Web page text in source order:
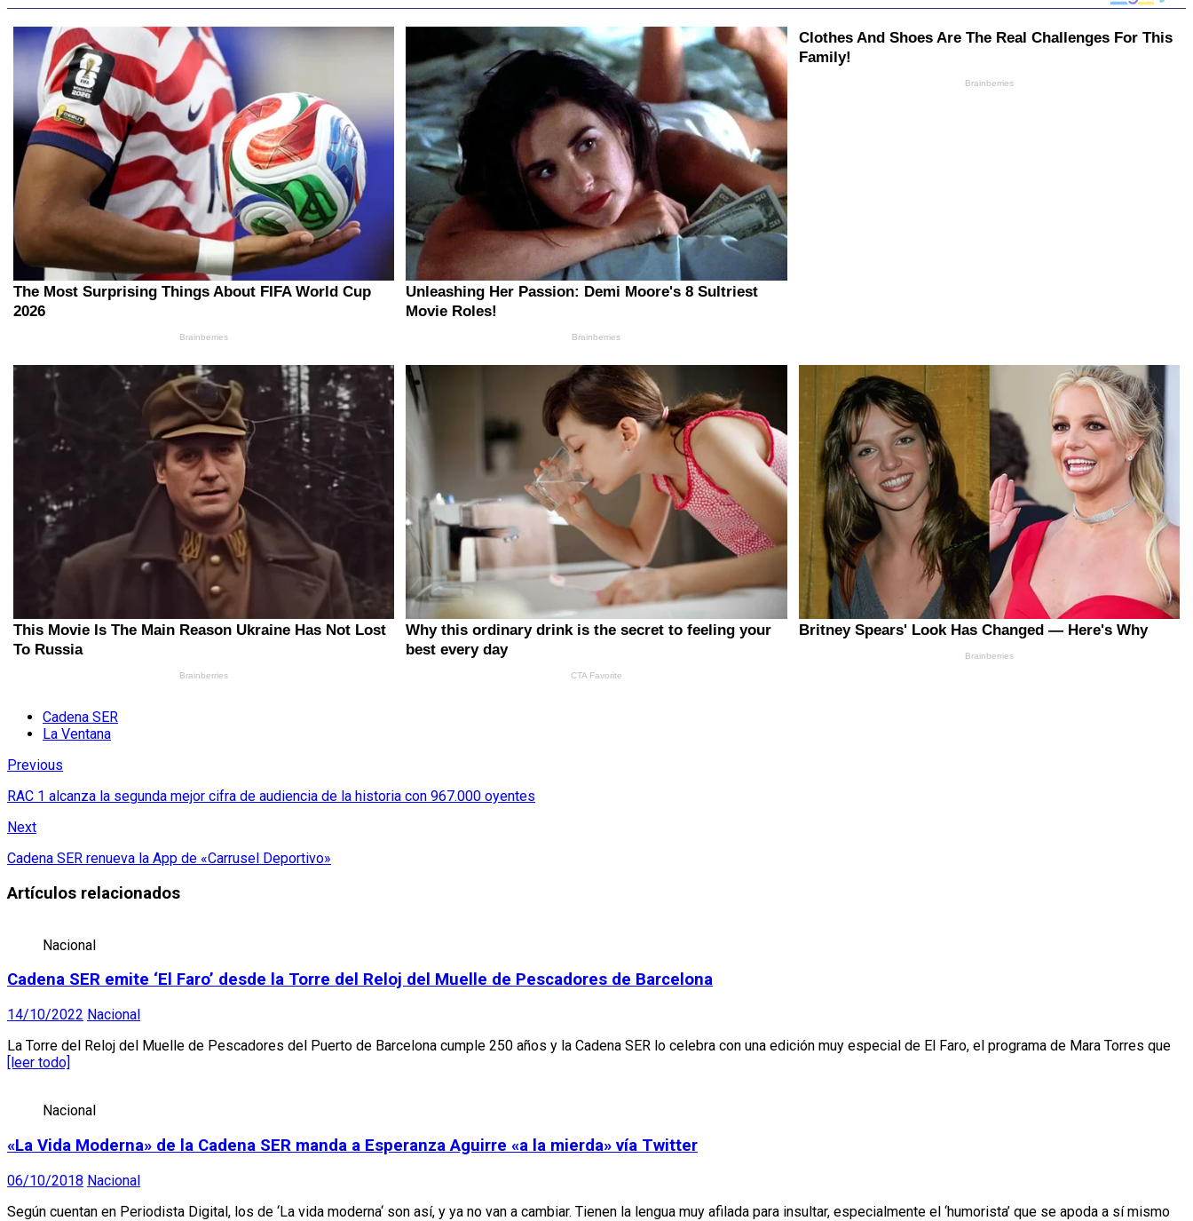
Cadena SER
La Ventana
Previous
RAC 1 alcanza la segunda mejor cifra de audiencia de la historia con 967.000 oyentes
Next
Cadena SER renueva la App de «Carrusel Deportivo»
Artículos relacionados
Nacional
Cadena SER emite ‘El Faro’ desde la Torre del Reloj del Muelle de Pescadores de Barcelona
14/10/2022 Nacional
La Torre del Reloj del Muelle de Pescadores del Puerto de Barcelona cumple 250 años y la Cadena SER lo celebra con una edición muy especial de El Faro, el programa de Mara Torres que
[leer todo]
Nacional
«La Vida Moderna» de la Cadena SER manda a Esperanza Aguirre «a la mierda» vía Twitter
06/10/2018 Nacional
Según cuentan en Periodista Digital, los de ‘La vida moderna‘ son así, y ya no van a cambiar. Tienen la lengua muy afilada para insultar, especialmente el ‘humorista’ que se apoda a sí mismo